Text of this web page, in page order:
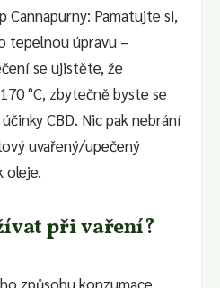
Pamatujte si,
tepelnou úpravu –
se ujistěte, že
°C, zbytečně byste se
CBD. Nic pak nebrání
uvařený/upečený
oleje.
při vaření?
způsobu konzumace